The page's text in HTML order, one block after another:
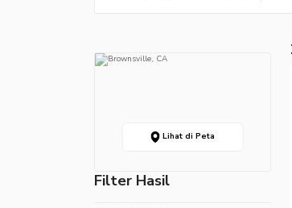
Lihat di Peta
Filter Hasil